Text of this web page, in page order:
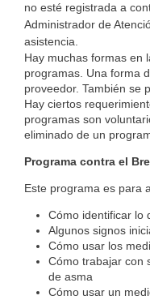
no esté registrada a
Administrador de
asistencia.
Hay muchas formas en
programas. Una forma
proveedor. También se
Hay ciertos
programas son
eliminado de un
Programa contra el
Este programa es para
Cómo identificar lo
Algunos signos
Cómo usar los
Cómo trabajar con
de asma
Cómo usar un